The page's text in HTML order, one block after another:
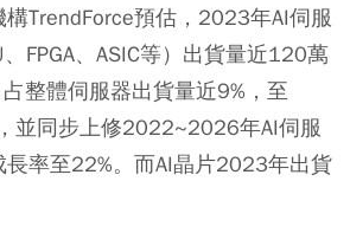
TrendForce預估，2023年AI伺服
FPGA、ASIC等）出貨量近120萬
整體伺服器出貨量近9%，至
並同步上修2022~2026年AI伺服
率至22%。而AI晶片2023年出貨